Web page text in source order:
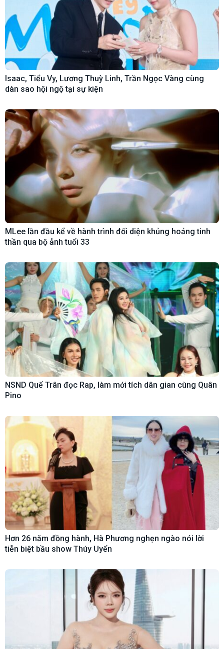
Isaac, Tiểu Vy, Lương Thuỳ Linh, Trần Ngọc Vàng cùng
dàn sao hội ngộ tại sự kiện
MLee lần đầu kể về hành trình đối diện khủng hoảng tinh
thần qua bộ ảnh tuổi 33
NSND Quế Trân đọc Rap, làm mới tích dân gian cùng Quân
Pino
Hơn 26 năm đồng hành, Hà Phương nghẹn ngào nói lời
tiễn biệt bầu show Thúy Uyển